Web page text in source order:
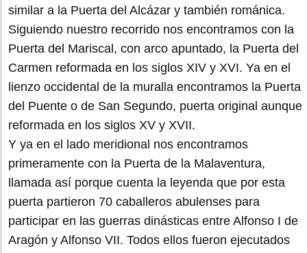
similar a la Puerta del Alcázar y también románica.
Siguiendo nuestro recorrido nos encontramos con la
Puerta del Mariscal, con arco apuntado, la Puerta del
Carmen reformada en los siglos XIV y XVI. Ya en el
lienzo occidental de la muralla encontramos la Puerta
del Puente o de San Segundo, puerta original aunque
reformada en los siglos XV y XVII.
Y ya en el lado meridional nos encontramos
primeramente con la Puerta de la Malaventura,
llamada así porque cuenta la leyenda que por esta
puerta partieron 70 caballeros abulenses para
participar en las guerras dinásticas entre Alfonso I de
Aragón y Alfonso VII. Todos ellos fueron ejecutados